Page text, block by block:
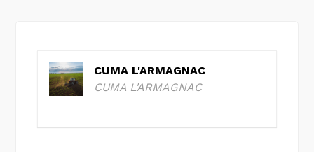
CUMA L'ARMAGNAC
CUMA L'ARMAGNAC